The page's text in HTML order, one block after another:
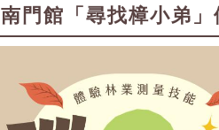
南門館「尋找樟小弟